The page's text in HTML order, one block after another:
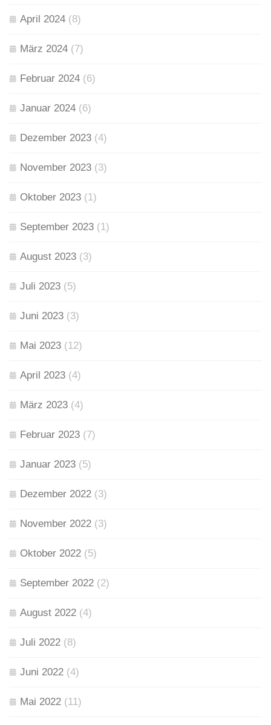
April 2024 (8)
März 2024 (7)
Februar 2024 (6)
Januar 2024 (6)
Dezember 2023 (4)
November 2023 (3)
Oktober 2023 (1)
September 2023 (1)
August 2023 (3)
Juli 2023 (5)
Juni 2023 (3)
Mai 2023 (12)
April 2023 (4)
März 2023 (4)
Februar 2023 (7)
Januar 2023 (5)
Dezember 2022 (3)
November 2022 (3)
Oktober 2022 (5)
September 2022 (2)
August 2022 (4)
Juli 2022 (8)
Juni 2022 (4)
Mai 2022 (11)